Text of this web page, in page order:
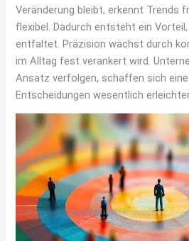
Veränderung bleibt, erkennt Trends
flexibel. Dadurch entsteht ein
entfaltet. Präzision wächst durch
im Alltag fest verankert wird.
Ansatz verfolgen, schaffen sich
Entscheidungen wesentlich